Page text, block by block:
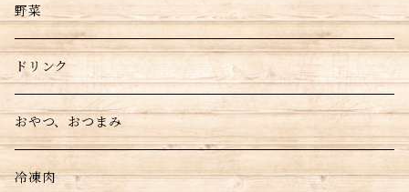
野菜
ドリンク
おやつ、おつまみ
冷凍肉